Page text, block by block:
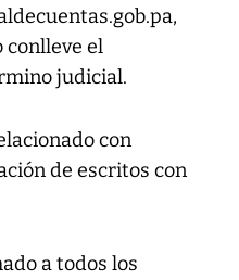
conlleve el
judicial.
con
de escritos con
a todos los